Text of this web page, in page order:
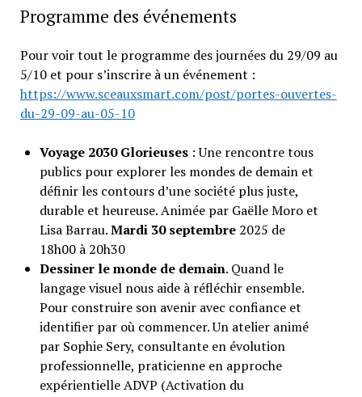
Programme des événements
Pour voir tout le programme des journées du 29/09 au
5/10 et pour s’inscrire à un événement :
https://www.sceauxsmart.com/post/portes-ouvertes-
du-29-09-au-05-10
Voyage 2030 Glorieuses: Une rencontre tous
publics pour explorer les mondes de demain et
définir les contours d’une société plus juste,
durable et heureuse. Animée par Gaëlle Moro et
Lisa Barrau.Mardi 30 septembre2025 de
18h00 à 20h30
Dessiner le monde de demain. Quand le
langage visuel nous aide à réfléchir ensemble.
Pour construire son avenir avec confiance et
identifier par où commencer. Un atelier animé
par Sophie Sery, consultante en évolution
professionnelle, praticienne en approche
expérientielle ADVP (Activation du